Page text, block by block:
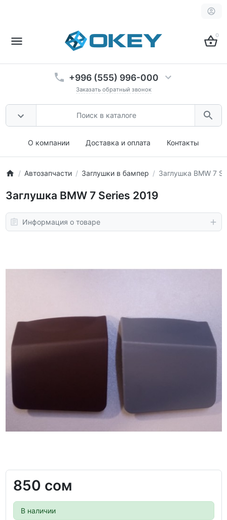
0
+996 (555) 996-000
Заказать обратный звонок
О компании Доставка и оплата Контакты
Автозапчасти Заглушки в бампер Заглушка BMW 7
Заглушка BMW 7 Series 2019
Информация о товаре
850 сом
В наличии